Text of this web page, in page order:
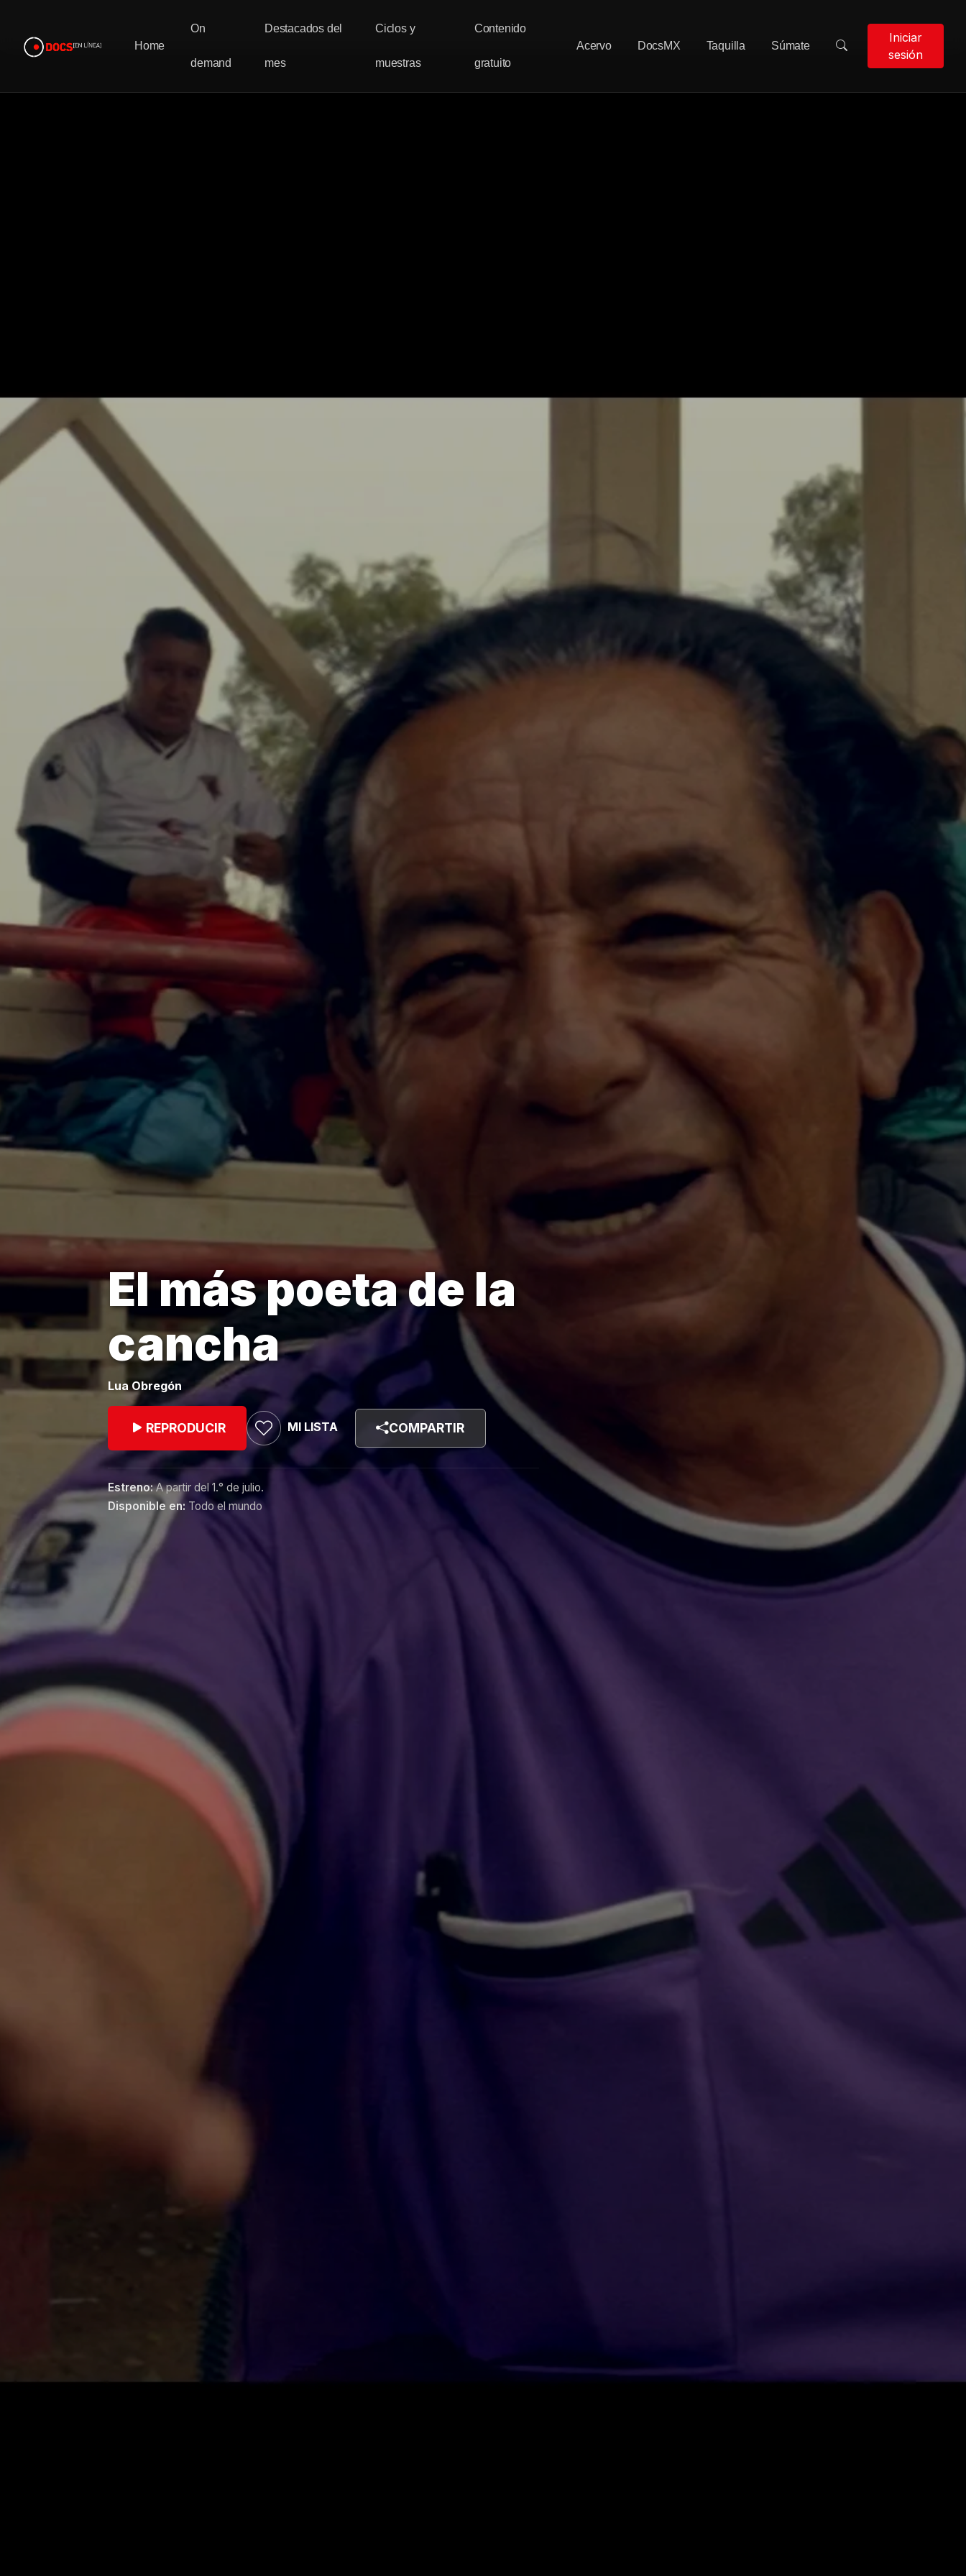
Home
On
demand
Destacados del
mes
Ciclos y
muestras
Contenido
gratuito
Acervo DocsMX Taquilla Súmate
Iniciar
sesión
El más poeta de la
cancha
Lua Obregón
REPRODUCIR MI LISTA COMPARTIR
Estreno:A partir del 1.° de julio.
Disponible en: Todo el mundo